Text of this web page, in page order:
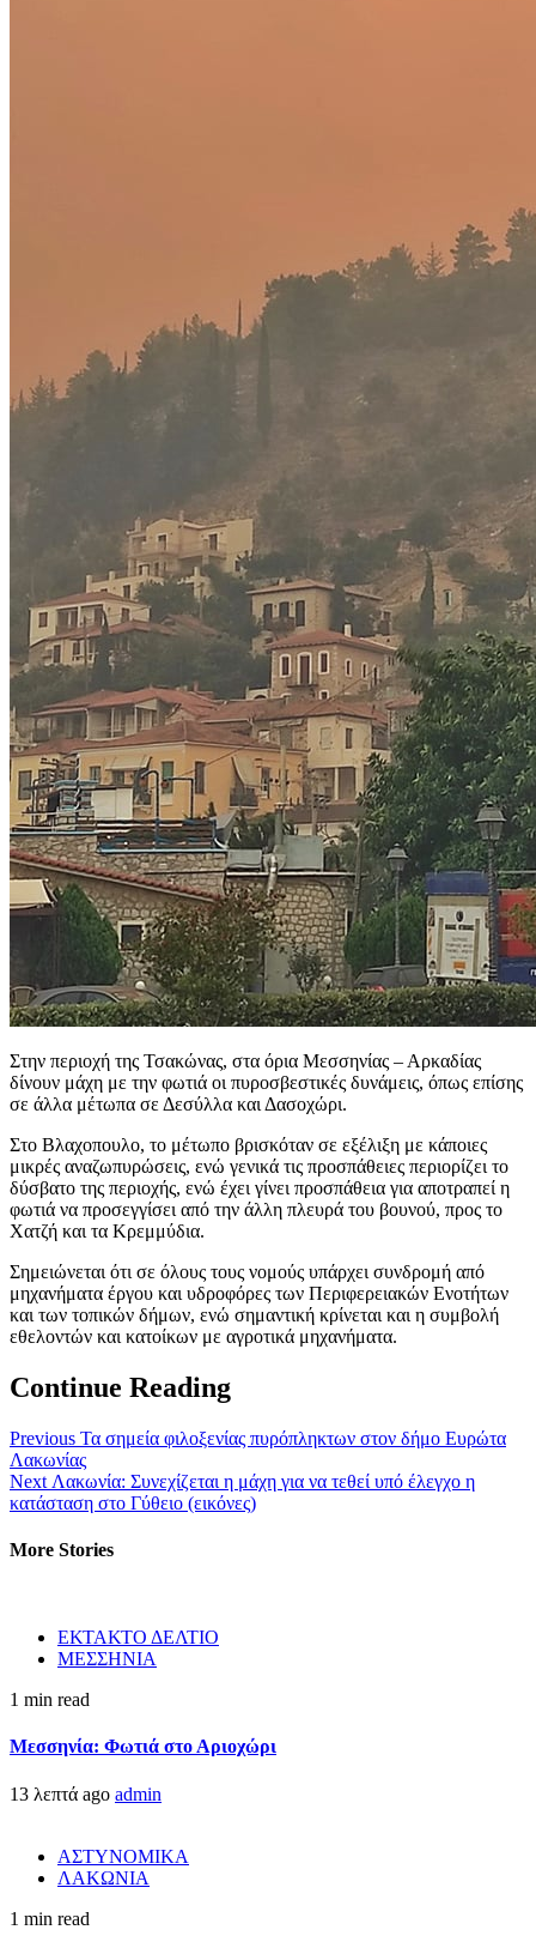
Στην περιοχή της Τσακώνας, στα όρια Μεσσηνίας – Αρκαδίας
δίνουν μάχη με την φωτιά οι πυροσβεστικές δυνάμεις, όπως επίσης
σε άλλα μέτωπα σε Δεσύλλα και Δασοχώρι.
Στο Βλαχοπουλο, το μέτωπο βρισκόταν σε εξέλιξη με κάποιες
μικρές αναζωπυρώσεις, ενώ γενικά τις προσπάθειες περιορίζει το
δύσβατο της περιοχής, ενώ έχει γίνει προσπάθεια για αποτραπεί η
φωτιά να προσεγγίσει από την άλλη πλευρά του βουνού, προς το
Χατζή και τα Κρεμμύδια.
Σημειώνεται ότι σε όλους τους νομούς υπάρχει συνδρομή από
μηχανήματα έργου και υδροφόρες των Περιφερειακών Ενοτήτων
και των τοπικών δήμων, ενώ σημαντική κρίνεται και η συμβολή
εθελοντών και κατοίκων με αγροτικά μηχανήματα.
Continue Reading
Previous Τα σημεία φιλοξενίας πυρόπληκτων στον δήμο Ευρώτα
Λακωνίας
Next Λακωνία: Συνεχίζεται η μάχη για να τεθεί υπό έλεγχο η
κατάσταση στο Γύθειο (εικόνες)
More Stories
ΕΚΤΑΚΤΟ ΔΕΛΤΙΟ
ΜΕΣΣΗΝΙΑ
1 min read
Μεσσηνία: Φωτιά στο Αριοχώρι
13 λεπτά ago admin
ΑΣΤΥΝΟΜΙΚΑ
ΛΑΚΩΝΙΑ
1 min read